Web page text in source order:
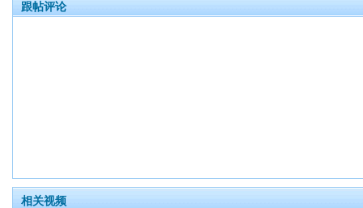
跟帖评论
相关视频